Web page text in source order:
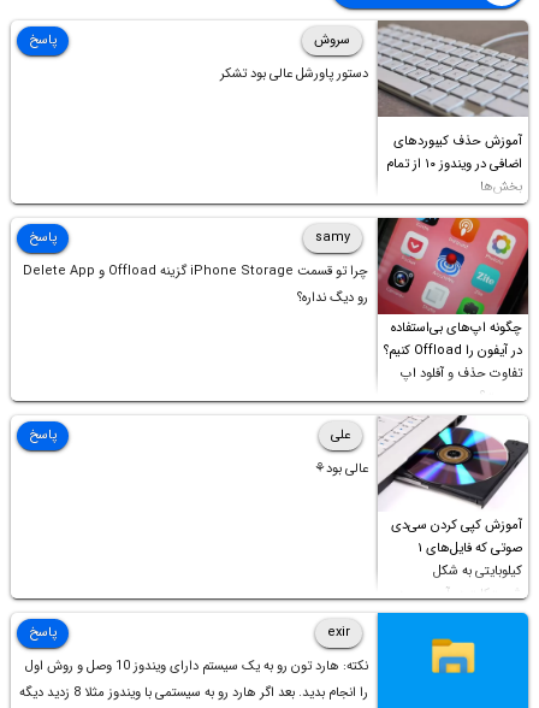
آموزش حذف کیبوردهای
اضافی در ویندوز ۱۰ از تمام
بخش‌ها
سروش
دستور پاورشل عالی بود تشکر
پاسخ
چگونه اپ‌های بی‌استفاده
در آیفون را Offload کنیم؟
تفاوت حذف و آفلود اپ
چیست؟
samy
چرا تو قسمت iPhone Storage گزینه Offload و Delete App
رو دیگ نداره؟
پاسخ
آموزش کپی کردن سی‌دی
صوتی که فایل‌های ۱
کیلوبایتی به شکل
شورت‌کات در آن موجود
است!
علی
عالی بود⚘
پاسخ
exir
نکته: هارد تون رو به یک سیستم دارای ویندوز 10 وصل و روش اول
را انجام بدید. بعد اگر هارد رو به سیستمی با ویندوز مثلا 8 زدید دیگه
پاسخ